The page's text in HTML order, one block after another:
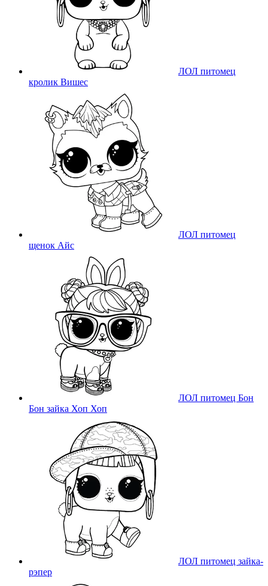
ЛОЛ питомец
кролик Вишес
ЛОЛ питомец
щенок Айс
ЛОЛ питомец Бон
Бон зайка Хоп Хоп
ЛОЛ питомец зайка-
рэпер